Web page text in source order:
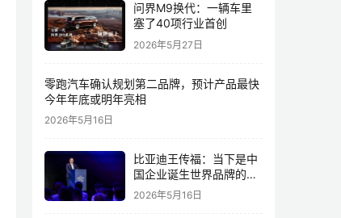
问界M9换代：一辆车里
塞了40项行业首创
2026年5月27日
零跑汽车确认规划第二品牌，预计产品最快
今年年底或明年亮相
2026年5月16日
比亚迪王传福：当下是中
国企业诞生世界品牌的最
佳历史机遇，尤其是制造
2026年5月16日